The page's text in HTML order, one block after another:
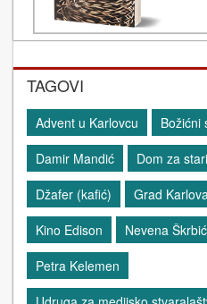
TAGOVI
Advent u Karlovcu
Božićni
Damir Mandić
Dom za
Džafer (kafić)
Grad
Kino Edison
Nevena
Petra Kelemen